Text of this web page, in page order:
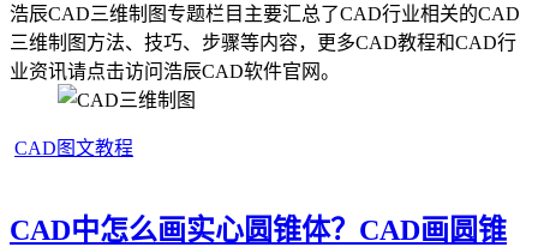
浩辰CAD三维制图专题栏目主要汇总了CAD行业相关的CAD
三维制图方法、技巧、步骤等内容，更多CAD教程和CAD行
业资讯请点击访问浩辰CAD软件官网。
CAD图文教程
CAD中怎么画实心圆锥体？CAD画圆锥